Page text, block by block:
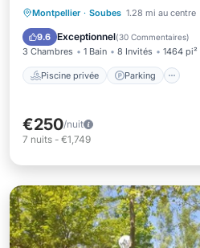
Montpellier · Soubes 1.28 mi au centre
9.6 Exceptionnel(30 Commentaires)
3 Chambres 1 Bain 8 Invités 1464 pi²
Piscine privée Parking
Piscine privée Parking
Vue sur l’océan
€250/nuit
7 nuits - €1,749